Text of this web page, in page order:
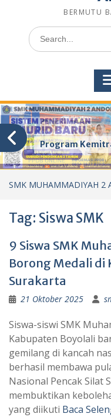
BERMUTU
Search
for:
Program
SMK MUHAMMADIYAH 2
Tag: Siswa SMK
9 Siswa SMK
Borong Medali di
Surakarta
21 Oktober 2025
Siswa-siswi SMK
Kabupaten Boyolali
gemilang di kancah
berhasil membawa
Nasional Pencak Silat
membuktikan
yang diikuti Baca